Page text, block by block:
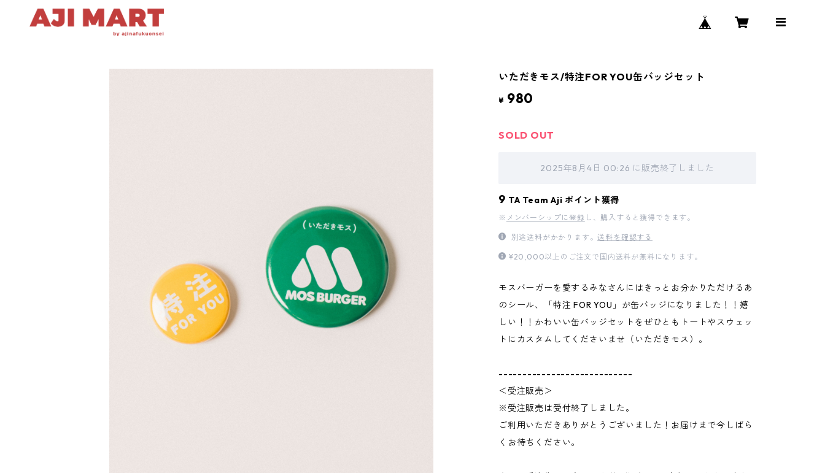
いただきモス/特注FOR YOU缶バッジセット
¥ 980
SOLD OUT
2025年8月4日 00:26 に販売終了しました
9 TA Team Aji ポイント獲得
※ メンバーシップに登録 し、購入すると獲得できます。
別途送料がかかります。送料を確認する
¥20,000以上のご注文で国内送料が無料になります。
モスバーガーを愛するみなさんにはきっとお分かりただけるあ
のシール、「特注 FOR YOU」が缶バッジになりました！！嬉
しい！！かわいい缶バッジセットをぜひともトートやスウェッ
トにカスタムしてくださいませ（いただきモス）。
----------------------------
＜受注販売＞
※受注販売は受付終了しました。
ご利用いただきありがとうございました！お届けまで今しばら
くお待ちください。